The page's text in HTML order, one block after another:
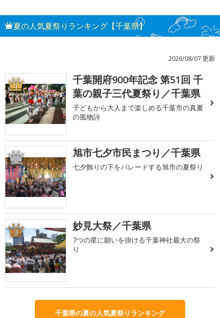
夏の人気夏祭りランキング【千葉県】
2026/08/07 更新
1
千葉開府900年記念 第51回 千
葉の親子三代夏祭り／千葉県
子どもから大人まで楽しめる千葉市の真夏
の風物詩
2 旭市七夕市民まつり／千葉県
七夕飾りの下をパレードする旭市の夏祭り
3 妙見大祭／千葉県
7つの星に願いを掛ける千葉神社最大の祭
り
千葉県の夏の人気夏祭りランキング